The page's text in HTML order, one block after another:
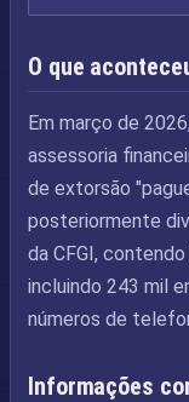
O que
Em março de
assessoria
de extorsão
posteriormente
da CFGI,
incluindo 243 mil
números de
Informações